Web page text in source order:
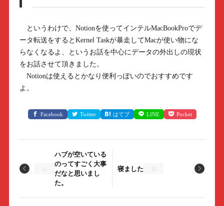
というわけで、Notionを使ってインテルMacBookProでデ
ータ転送をするとKernel Taskが暴走してMacが使い物にな
らなくなるよ、というお話を中心にデータの外出しの現状
をお話させて頂きました。
Notionは使えるとかなり便利っぽいのでおすすめです
よ。
Facebook Twitter はてブ LINE Pocket
ハブが空いている
のってすごく大事
だなと思いまし
た。
寝ました